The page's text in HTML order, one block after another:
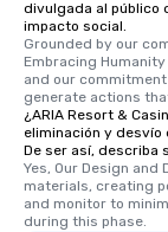
divulgada al público
impacto social.
Grounded by our
Embracing
and our
generate actions
¿ARIA Resort &
eliminación y desvío
De ser así, describa
Yes, Our Design
materials, creating
and monitor to
during this phase.